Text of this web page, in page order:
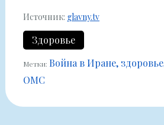
Источник: glavny.tv
Здоровье
Метки: Война в Иране здоровье
ОМС